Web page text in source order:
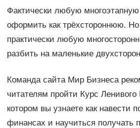
Фактически любую
оформить как трёхстороннюю.
практически любую
разбить на маленькие
Команда сайта Мир Бизнеса
читателям пройти Курс Ленивого
котором вы узнаете как навести
финансах и научиться получать